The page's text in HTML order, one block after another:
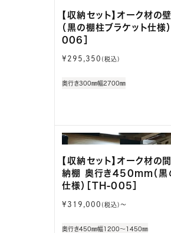
【収納セット】オーク材の
（黒の棚柱ブラケット仕様
006］
通
格
¥295,350 (税込)
奥行き300㎜幅2700㎜
【収納セット】オーク材の
納棚 奥行き450mm（黒
仕様）［TH-005］
通
¥319,000 (税込)〜
奥行き450㎜幅1200～1450㎜